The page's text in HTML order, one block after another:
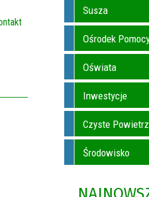
Susza
Ośrodek
Oświata
Inwestycje
Czyste
Środowisko